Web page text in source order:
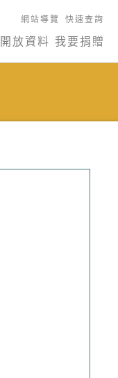
網站導覽 快速查詢
開放資料 我要捐贈